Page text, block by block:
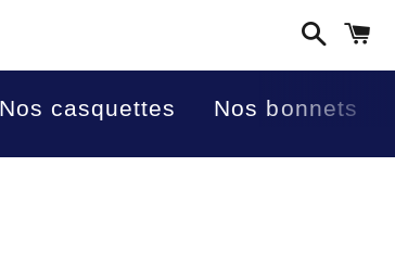
Nos casquettes Nos bonnets